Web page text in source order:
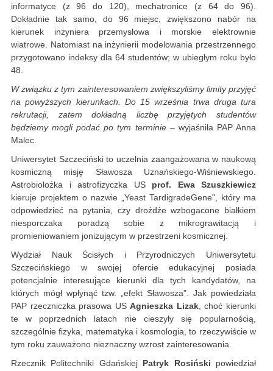
informatyce (z 96 do 120), mechatronice (z 64 do 96).
Dokładnie tak samo, do 96 miejsc, zwiększono nabór na
kierunek inżyniera przemysłowa i morskie elektrownie
wiatrowe. Natomiast na inżynierii modelowania przestrzennego
przygotowano indeksy dla 64 studentów; w ubiegłym roku było
48.
W związku z tym zainteresowaniem zwiększyliśmy limity przyjęć
na powyższych kierunkach. Do 15 września trwa druga tura
rekrutacji, zatem dokładną liczbę przyjętych studentów
będziemy mogli podać po tym terminie– wyjaśniła PAP Anna
Malec.
Uniwersytet Szczeciński to uczelnia zaangażowana w naukową
kosmiczną misję Sławosza Uznańskiego-Wiśniewskiego.
Astrobiolożka i astrofizyczka US prof. Ewa Szuszkiewicz
kieruje projektem o nazwie „Yeast TardigradeGene", który ma
odpowiedzieć na pytania, czy drożdże wzbogacone białkiem
niesporczaka poradzą sobie z mikrograwitacją i
promieniowaniem jonizującym w przestrzeni kosmicznej.
Wydział Nauk Ścisłych i Przyrodniczych Uniwersytetu
Szczecińskiego w swojej ofercie edukacyjnej posiada
potencjalnie interesujące kierunki dla tych kandydatów, na
których mógł wpłynąć tzw. „efekt Sławosza”. Jak powiedziała
PAP rzeczniczka prasowa USAgnieszka Lizak, choć kierunki
te w poprzednich latach nie cieszyły się popularnością,
szczególnie fizyka, matematyka i kosmologia, to rzeczywiście w
tym roku zauważono nieznaczny wzrost zainteresowania.
Rzecznik Politechniki Gdańskiej Patryk Rosiński powiedział